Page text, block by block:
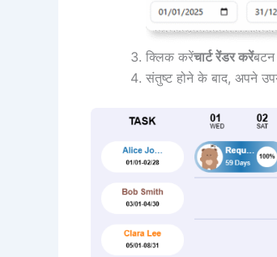
क्लिक करेंचार्ट रेंडर करेंबटन
संतुष्ट होने के बाद, अपने